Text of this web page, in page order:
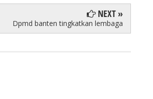
NEXT »
Dpmd banten tingkatkan lembaga